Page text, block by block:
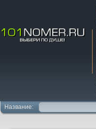
Название: